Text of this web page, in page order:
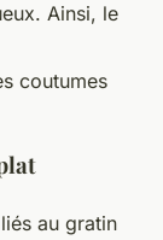
Ainsi, le
coutumes
au gratin